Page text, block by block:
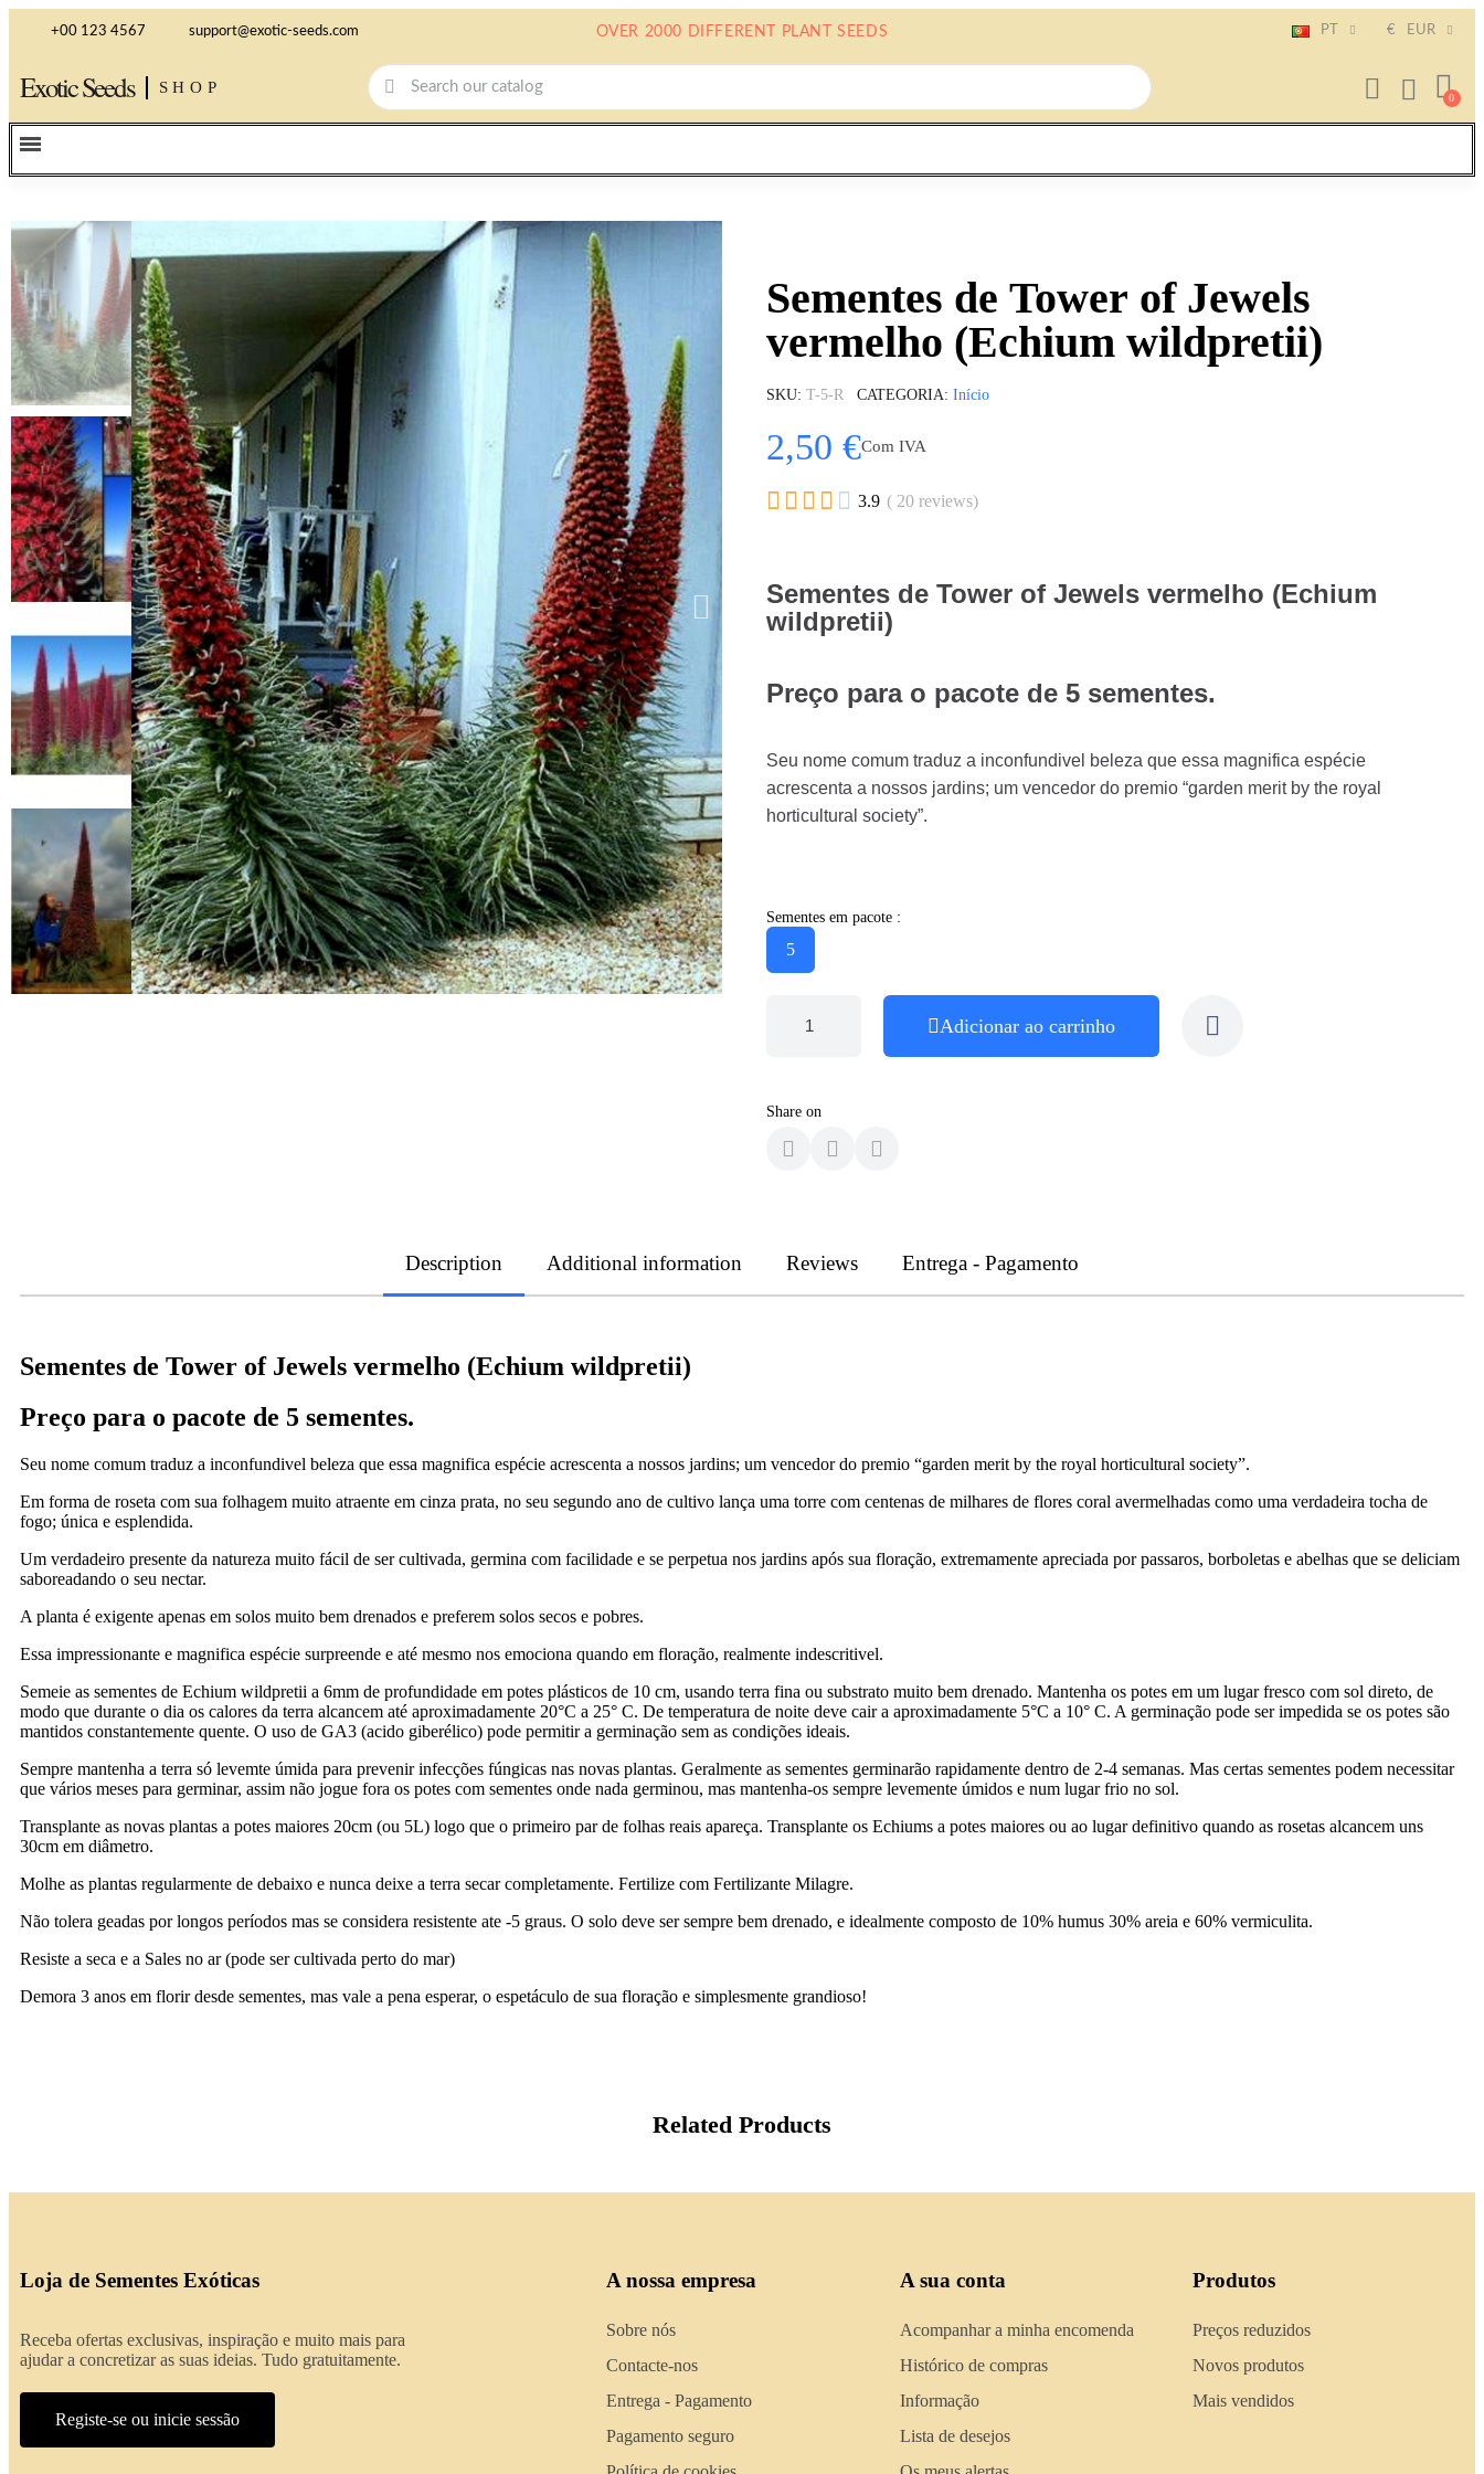
+00 123 4567 support@exotic-seeds.com OVER 2000 DIFFERENT PLANT SEEDS PT € EUR
Exotic Seeds SHOP
Sementes de Tower of Jewels
vermelho (Echium wildpretii)
SKU T-5-R CATEGORIA Início
2,50 €Com IVA
     3.9 ( 20 reviews)
Sementes de Tower of Jewels vermelho (Echium
wildpretii)
Preço para o pacote de 5 sementes.
Seu nome comum traduz a inconfundivel beleza que essa magnifica espécie
acrescenta a nossos jardins; um vencedor do premio “garden merit by the royal
horticultural society”.
Sementes em pacote :
5
Adicionar ao carrinho
Share on
Description Additional information Reviews Entrega - Pagamento
Sementes de Tower of Jewels vermelho (Echium wildpretii)
Preço para o pacote de 5 sementes.
Seu nome comum traduz a inconfundivel beleza que essa magnifica espécie acrescenta a nossos jardins; um vencedor do premio “garden merit by the royal horticultural society”.
Em forma de roseta com sua folhagem muito atraente em cinza prata, no seu segundo ano de cultivo lança uma torre com centenas de milhares de flores coral avermelhadas como uma verdadeira tocha de
fogo; única e esplendida.
Um verdadeiro presente da natureza muito fácil de ser cultivada, germina com facilidade e se perpetua nos jardins após sua floração, extremamente apreciada por passaros, borboletas e abelhas que se deliciam
saboreadando o seu nectar.
A planta é exigente apenas em solos muito bem drenados e preferem solos secos e pobres.
Essa impressionante e magnifica espécie surpreende e até mesmo nos emociona quando em floração, realmente indescritivel.
Semeie as sementes de Echium wildpretii a 6mm de profundidade em potes plásticos de 10 cm, usando terra fina ou substrato muito bem drenado. Mantenha os potes em um lugar fresco com sol direto, de
modo que durante o dia os calores da terra alcancem até aproximadamente 20°C a 25° C. De temperatura de noite deve cair a aproximadamente 5°C a 10° C. A germinação pode ser impedida se os potes são
mantidos constantemente quente. O uso de GA3 (acido giberélico) pode permitir a germinação sem as condições ideais.
Sempre mantenha a terra só levemte úmida para prevenir infecções fúngicas nas novas plantas. Geralmente as sementes germinarão rapidamente dentro de 2-4 semanas. Mas certas sementes podem necessitar
que vários meses para germinar, assim não jogue fora os potes com sementes onde nada germinou, mas mantenha-os sempre levemente úmidos e num lugar frio no sol.
Transplante as novas plantas a potes maiores 20cm (ou 5L) logo que o primeiro par de folhas reais apareça. Transplante os Echiums a potes maiores ou ao lugar definitivo quando as rosetas alcancem uns
30cm em diâmetro.
Molhe as plantas regularmente de debaixo e nunca deixe a terra secar completamente. Fertilize com Fertilizante Milagre.
Não tolera geadas por longos períodos mas se considera resistente ate -5 graus. O solo deve ser sempre bem drenado, e idealmente composto de 10% humus 30% areia e 60% vermiculita.
Resiste a seca e a Sales no ar (pode ser cultivada perto do mar)
Demora 3 anos em florir desde sementes, mas vale a pena esperar, o espetáculo de sua floração e simplesmente grandioso!
Related Products
Loja de Sementes Exóticas
Receba ofertas exclusivas, inspiração e muito mais para
ajudar a concretizar as suas ideias. Tudo gratuitamente.
Registe-se ou inicie sessão
A nossa empresa
Sobre nós
Contacte-nos
Entrega - Pagamento
Pagamento seguro
A sua conta
Acompanhar a minha encomenda
Histórico de compras
Informação
Lista de desejos
Produtos
Preços reduzidos
Novos produtos
Mais vendidos